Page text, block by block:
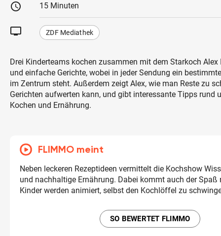
schedule 15 Minuten
tv ZDF Mediathek
Drei Kinderteams kochen zusammen mit dem Starkoch Alex
und einfache Gerichte, wobei in jeder Sendung ein
im Zentrum steht. Außerdem zeigt Alex, wie man Reste zu
Gerichten aufwerten kann, und gibt interessante Tipps rund
Kochen und Ernährung.
FLIMMO meint
Neben leckeren Rezeptideen vermittelt die Kochshow
und nachhaltige Ernährung. Dabei kommt auch der Spaß
Kinder werden animiert, selbst den Kochlöffel zu
SO BEWERTET FLIMMO